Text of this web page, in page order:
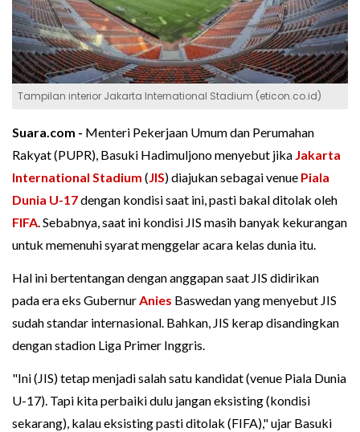
Tampilan interior Jakarta International Stadium (eticon.co.id)
Suara.com - Menteri Pekerjaan Umum dan Perumahan
Rakyat (PUPR), Basuki Hadimuljono menyebut jika Jakarta
International Stadium (JIS) diajukan sebagai venue Piala
Dunia U-17dengan kondisi saat ini, pasti bakal ditolak oleh
FIFA. Sebabnya, saat ini kondisi JIS masih banyak kekurangan
untuk memenuhi syarat menggelar acara kelas dunia itu.
Hal ini bertentangan dengan anggapan saat JIS didirikan
pada era eks GubernurAnies Baswedan yang menyebut JIS
sudah standar internasional. Bahkan, JIS kerap disandingkan
dengan stadion Liga Primer Inggris.
"Ini (JIS) tetap menjadi salah satu kandidat (venue Piala Dunia
U-17). Tapi kita perbaiki dulu jangan eksisting (kondisi
sekarang), kalau eksisting pasti ditolak (FIFA)," ujar Basuki